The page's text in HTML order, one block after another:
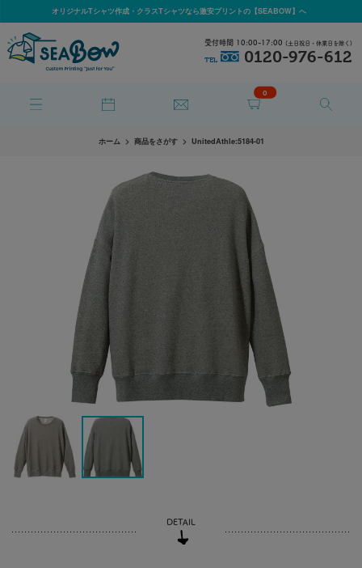
オリジナルTシャツ作成・クラスTシャツなら激安プリントの【SEABOW】へ
0
受付時間 10:00-17:00 (土日祝日・休業日を除く)
TEL 0120-976-612
ホーム 商品をさがす UnitedAthle:5184-01